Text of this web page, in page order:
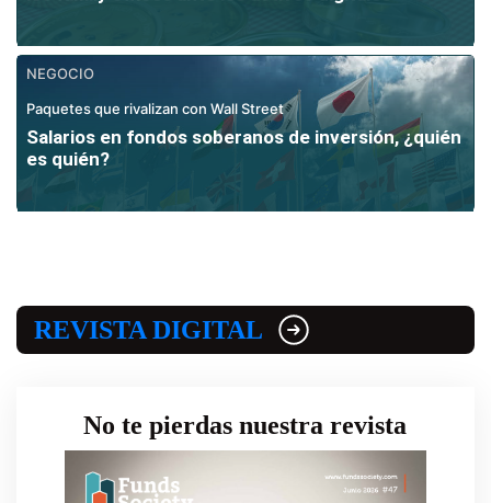
NEGOCIO
Paquetes que rivalizan con Wall Street
Salarios en fondos soberanos de inversión, ¿quién
es quién?
REVISTA DIGITAL
No te pierdas nuestra revista